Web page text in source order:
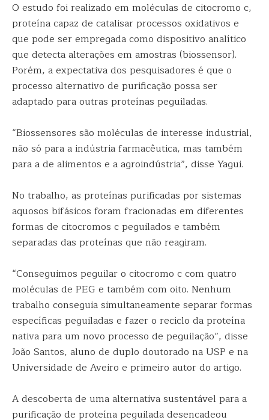
O estudo foi realizado em moléculas de citocromo c,
proteína capaz de catalisar processos oxidativos e
que pode ser empregada como dispositivo analítico
que detecta alterações em amostras (biossensor).
Porém, a expectativa dos pesquisadores é que o
processo alternativo de purificação possa ser
adaptado para outras proteínas peguiladas.
“Biossensores são moléculas de interesse industrial,
não só para a indústria farmacêutica, mas também
para a de alimentos e a agroindústria”, disse Yagui.
No trabalho, as proteínas purificadas por sistemas
aquosos bifásicos foram fracionadas em diferentes
formas de citocromos c peguilados e também
separadas das proteínas que não reagiram.
“Conseguimos peguilar o citocromo c com quatro
moléculas de PEG e também com oito. Nenhum
trabalho conseguia simultaneamente separar formas
específicas peguiladas e fazer o reciclo da proteína
nativa para um novo processo de peguilação”, disse
João Santos, aluno de duplo doutorado na USP e na
Universidade de Aveiro e primeiro autor do artigo.
A descoberta de uma alternativa sustentável para a
purificação de proteína peguilada desencadeou